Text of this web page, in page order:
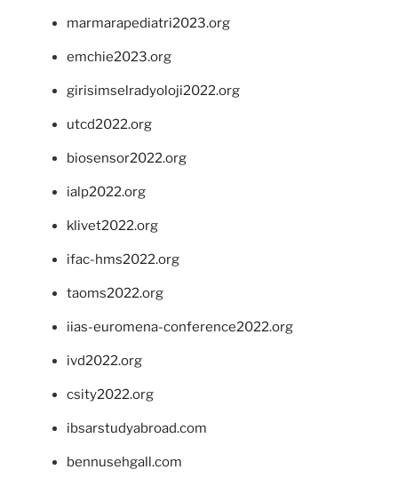
marmarapediatri2023.org
emchie2023.org
girisimselradyoloji2022.org
utcd2022.org
biosensor2022.org
ialp2022.org
klivet2022.org
ifac-hms2022.org
taoms2022.org
iias-euromena-conference2022.org
ivd2022.org
csity2022.org
ibsarstudyabroad.com
bennusehgall.com